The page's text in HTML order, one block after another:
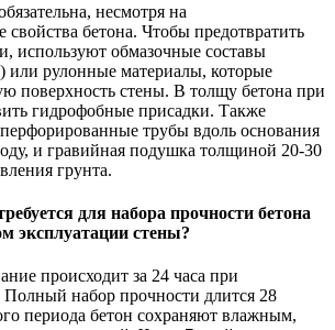
несмотря на
бетона. Чтобы предотвратить
используют обмазочные составы
или рулонные материалы, которые
поверхность стены. В толщу бетона при
гидрофобные присадки. Также
трубы вдоль основания
и гравийная подушка толщиной 20-30
грунта.
для набора прочности бетона
эксплуатации стены?
происходит за 24 часа при
Полный набор прочности длится 28
периода бетон сохраняют влажным,